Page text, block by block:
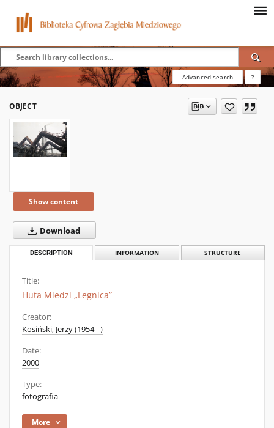
Advanced search ?
OBJECT
Show content
Download
DESCRIPTION INFORMATION STRUCTURE
Title:
Huta Miedzi „Legnica”
Creator:
Kosiński, Jerzy (1954– )
Date:
2000
Type:
fotografia
More